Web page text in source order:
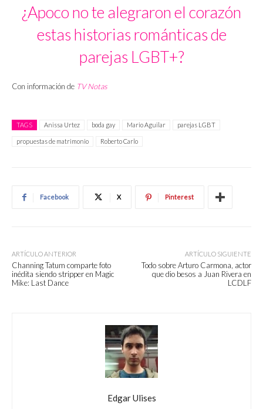
¿Apoco no te alegraron el corazón
estas historias románticas de
parejas LGBT+?
Con información de TV Notas
TAGS Anissa Urtez boda gay Mario Aguilar parejas LGBT
propuestas de matrimonio Roberto Carlo
Facebook X Pinterest
ARTÍCULO ANTERIOR
Channing Tatum comparte foto
inédita siendo stripper en Magic
Mike: Last Dance
ARTÍCULO SIGUIENTE
Todo sobre Arturo Carmona, actor
que dio besos a Juan Rivera en
LCDLF
Edgar Ulises